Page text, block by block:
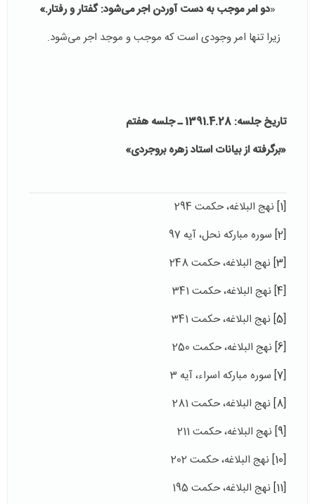
«دو امر موجب به دست آوردن اجر می‌شود: گفتار و رفتار.»
زیرا تنها امر وجودی است که موجب و موجد اجر می‌شود.
تاریخ جلسه: 1391.4.28 ـ جلسه هفتم
«برگرفته از بیانات استاد زهره بروجردی»
[1] نهج البلاغه، حکمت 294
[2]
سوره مبارکه نحل، آیه 97
[3]
نهج البلاغه، حکمت 248
[4]
نهج البلاغه، حکمت 341
[5]
نهج البلاغه، حکمت 341
[6]
نهج البلاغه، حکمت 250
[7]
سوره مبارکه اسراء، آیه 3
[8]
نهج البلاغه، حکمت 281
[9]
نهج البلاغه، حکمت 211
[10]
نهج البلاغه، حکمت 202
[11]
نهج البلاغه، حکمت 195